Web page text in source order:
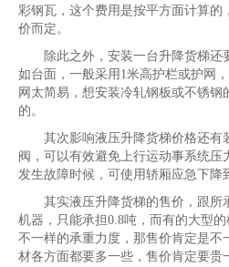
彩钢瓦，这个费用是按平方面计算的
价而定。
除此之外，安装一台升降货梯还
如台面，一般采用1米高护栏或护网
网太简易，想安装冷轧钢板或不锈
的。
其次影响液压升降货梯价格还有
阀，可以有效避免上行运动事系统压
发生故障时候，可使用轿厢应急下降
其实液压升降货梯的售价，跟所
机器，只能承担0.8吨，而有的大型的
不一样的承重力度，那售价肯定是不
材各方面都要多一些，售价肯定要贵